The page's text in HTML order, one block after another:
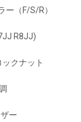
ー（F/S/R）
R8JJ)
ックナット
ー